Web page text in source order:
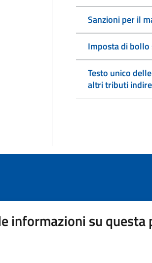
Sanzioni per il
Imposta di
Testo unico
altri tributi
informazioni su questa